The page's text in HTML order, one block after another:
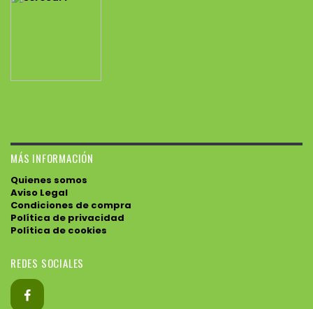
MÁS INFORMACIÓN
Quienes somos
Aviso Legal
Condiciones de compra
Política de privacidad
Política de cookies
REDES SOCIALES